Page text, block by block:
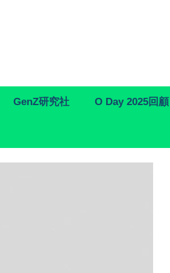
GenZ研究社 O Day 2025回顧